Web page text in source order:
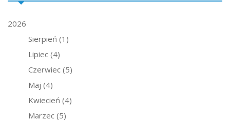
2026
Sierpień (1)
Lipiec (4)
Czerwiec (5)
Maj (4)
Kwiecień (4)
Marzec (5)